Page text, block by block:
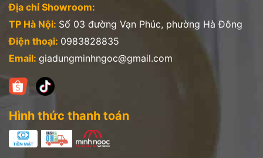
Địa chỉ Showroom:
TP Hà Nội: Số 03 đường Vạn Phúc, phường Hà Đông
Điện thoại: 0983828835
Email: giadungminhngoc@gmail.com
Hình thức thanh toán